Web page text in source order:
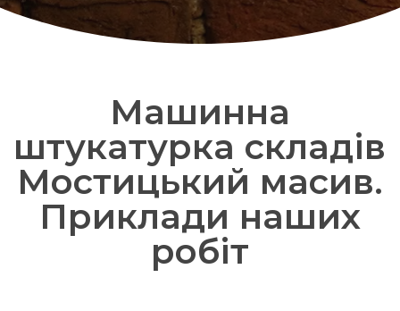
Машинна
штукатурка складів
Мостицький масив.
Приклади наших
робіт